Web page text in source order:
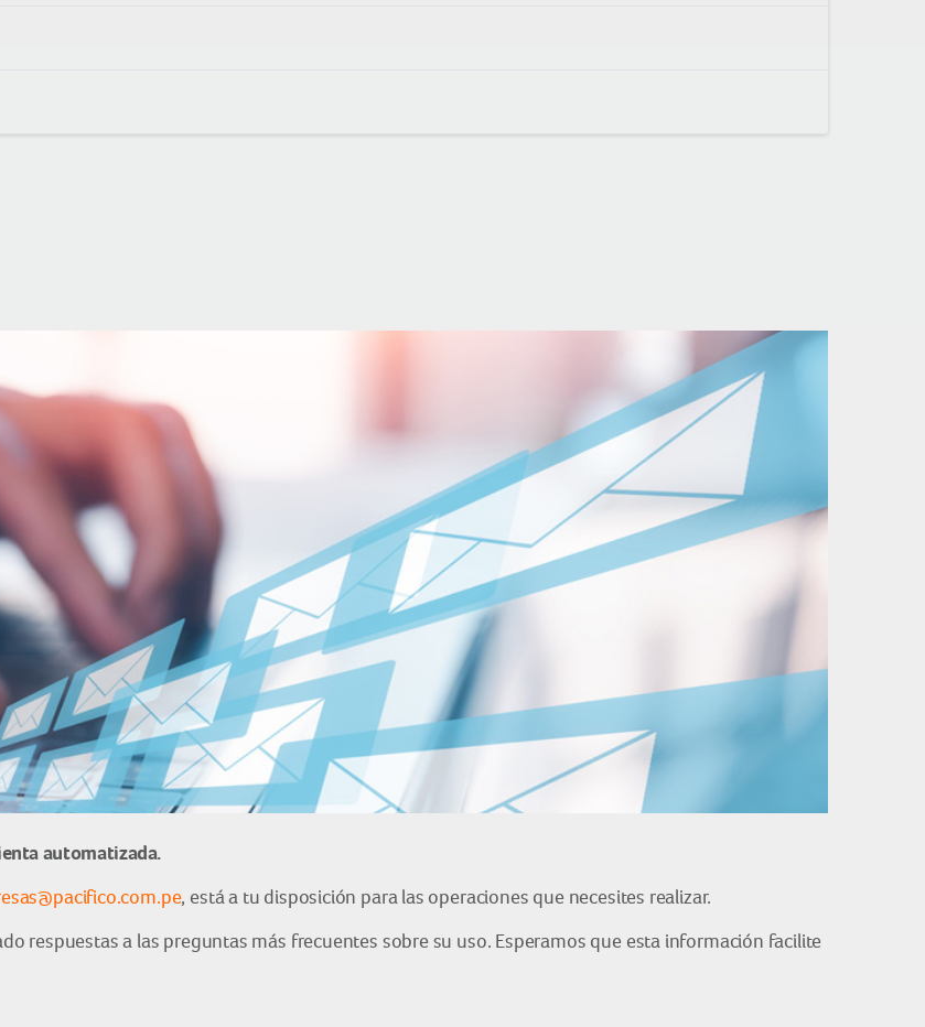
automatizada.
, está a tu disposición para las operaciones que necesites realizar.
respuestas a las preguntas más frecuentes sobre su uso. Esperamos que esta información facilite